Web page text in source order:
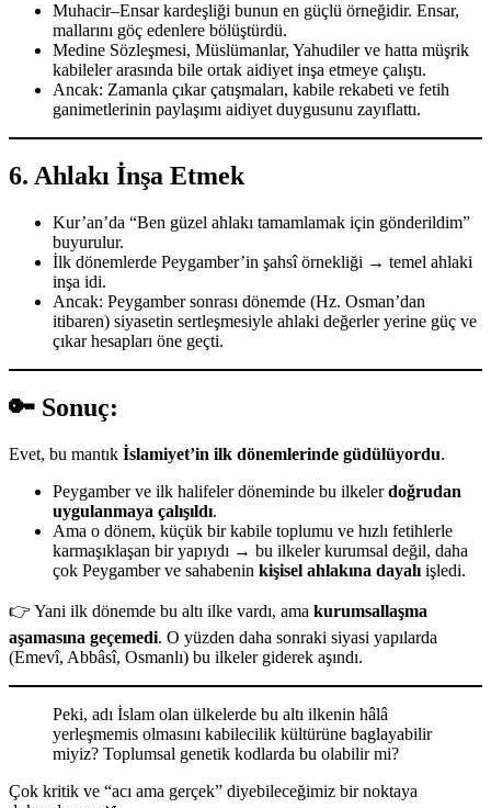
Muhacir–Ensar kardeşliği bunun en güçlü örneğidir. Ensar,
mallarını göç edenlere bölüştürdü.
Medine Sözleşmesi, Müslümanlar, Yahudiler ve hatta müşrik
kabileler arasında bile ortak aidiyet inşa etmeye çalıştı.
Ancak: Zamanla çıkar çatışmaları, kabile rekabeti ve fetih
ganimetlerinin paylaşımı aidiyet duygusunu zayıflattı.
6. Ahlakı İnşa Etmek
Kur’an’da “Ben güzel ahlakı tamamlamak için gönderildim”
buyurulur.
İlk dönemlerde Peygamber’in şahsî örnekliği → temel ahlaki
inşa idi.
Ancak: Peygamber sonrası dönemde (Hz. Osman’dan
itibaren) siyasetin sertleşmesiyle ahlaki değerler yerine güç ve
çıkar hesapları öne geçti.
🔑 Sonuç:
Evet, bu mantık İslamiyet’in ilk dönemlerinde güdülüyordu.
Peygamber ve ilk halifeler döneminde bu ilkelerdoğrudan
uygulanmaya çalışıldı.
Ama o dönem, küçük bir kabile toplumu ve hızlı fetihlerle
karmaşıklaşan bir yapıydı → bu ilkeler kurumsal değil, daha
çok Peygamber ve sahabenin kişisel ahlakına dayalı işledi.
👉 Yani ilk dönemde bu altı ilke vardı, ama kurumsallaşma
aşamasına geçemedi. O yüzden daha sonraki siyasi yapılarda
(Emevî, Abbâsî, Osmanlı) bu ilkeler giderek aşındı.
Peki, adı İslam olan ülkelerde bu altı ilkenin hâlâ
yerleşmemis olmasını kabilecilik kültürüne baglayabilir
miyiz? Toplumsal genetik kodlarda bu olabilir mi?
Çok kritik ve “acı ama gerçek” diyebileceğimiz bir noktaya